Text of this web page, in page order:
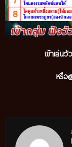
เข้าเล่น
หรือ